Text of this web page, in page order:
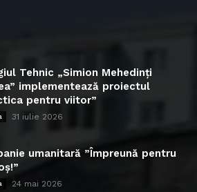
Tehnic „Simion Mehedinți
implementează proiectul
pentru viitor”
31 iulie 2026
umanitară ”Împreună pentru
24 mai 2026